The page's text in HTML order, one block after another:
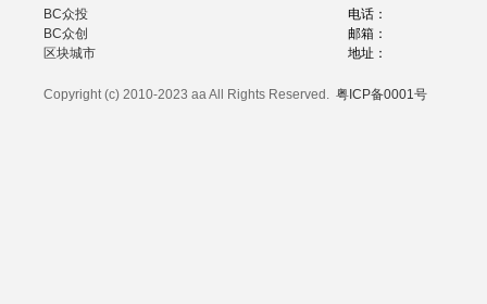
BC众投
BC众创
区块城市
电话：
邮箱：
地址：
Copyright (c) 2010-2023 aa All Rights Reserved. 粤ICP备0001号